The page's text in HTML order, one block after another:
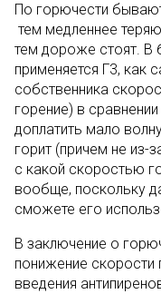
По горючести
тем медленнее
тем дороже стоят. В
применяется Г3, как
собственника
горение) в
доплатить мало
горит (причем не из-
с какой скоростью
вообще, поскольку
сможете его
В заключение о
понижение скорости
введения